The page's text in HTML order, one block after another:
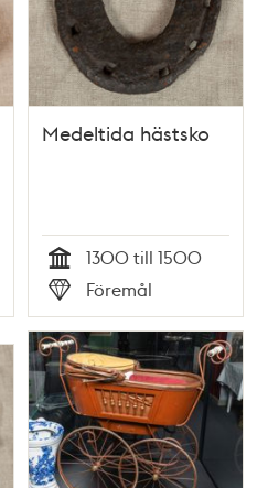
Medeltida hästsko
Tid
1300 till 1500
Typ
Föremål